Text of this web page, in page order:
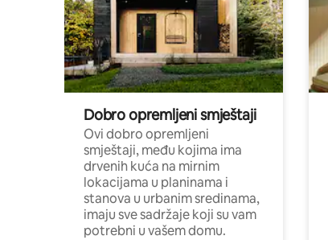
Dobro opremljeni smještaji
Ovi dobro opremljeni
smještaji, među kojima ima
drvenih kuća na mirnim
lokacijama u planinama i
stanova u urbanim sredinama,
imaju sve sadržaje koji su vam
potrebni u vašem domu.